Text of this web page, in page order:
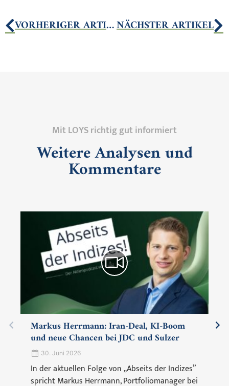
VORHERIGER ARTIKELNÄCHSTER ARTIKEL
Mit LOYS richtig gut informiert
Weitere Analysen und
Kommentare
Markus Herrmann: Iran-Deal, KI-Boom
und neue Chancen bei JDC und Sulzer
30. Juni 2026
In der aktuellen Folge von „Abseits der Indizes”
spricht Markus Herrmann, Portfoliomanager bei